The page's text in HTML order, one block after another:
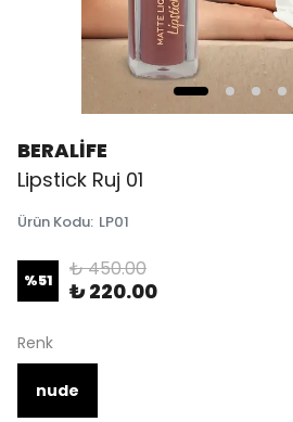
BERALİFE
Lipstick Ruj 01
Ürün Kodu: LP01
%51 ₺ 450.00
₺ 220.00
Renk
nude